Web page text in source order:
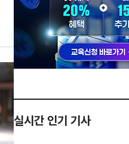
실시간 인기 기사